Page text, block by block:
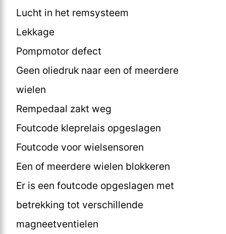
Lucht in het remsysteem
Lekkage
Pompmotor defect
Geen oliedruk naar een of meerdere
wielen
Rempedaal zakt weg
Foutcode kleprelais opgeslagen
Foutcode voor wielsensoren
Een of meerdere wielen blokkeren
Er is een foutcode opgeslagen met
betrekking tot verschillende
magneetventielen